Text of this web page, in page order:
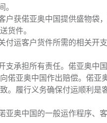
获偌亚奥中国提供盛物袋
货件。
运客户货件所需的相关开
承担所有责任。偌亚奥中
偌亚奥中国作出赔偿。偌亚
。履行义务确保付运顺利是
奥中国的一般运作程序、